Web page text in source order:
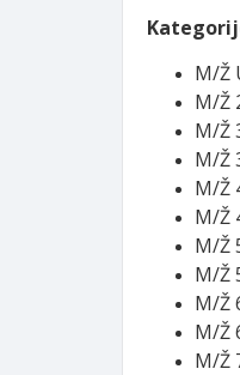
M/Ž
M/Ž
M/Ž
M/Ž
M/Ž
M/Ž
M/Ž
M/Ž
M/Ž
M/Ž
M/Ž